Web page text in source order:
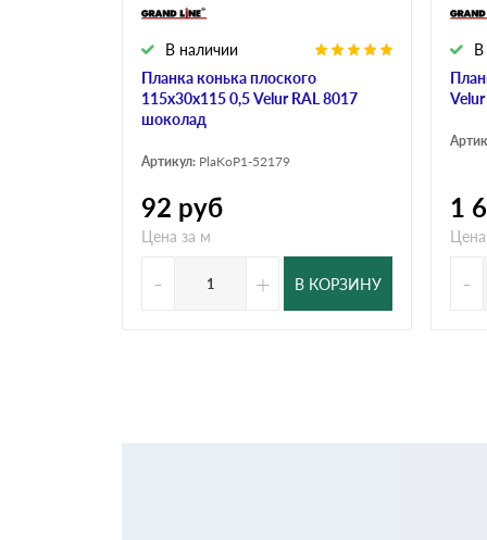
Планка конька плоского
115х30х115 0,5 Velur RAL 8017
шоколад
В наличии
Артикул: PlaKoP1-52179
92 руб
Цена за м
- + В КОРЗИНУ
В
1
-